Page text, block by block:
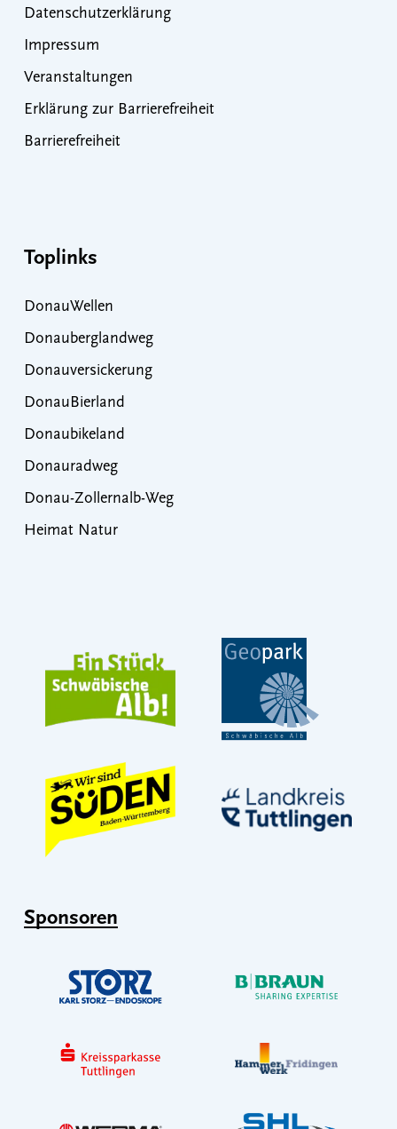
Datenschutzerklärung
Impressum
Veranstaltungen
Erklärung zur Barrierefreiheit
Barrierefreiheit
Toplinks
DonauWellen
Donauberglandweg
Donauversickerung
DonauBierland
Donaubikeland
Donauradweg
Donau-Zollernalb-Weg
Heimat Natur
Sponsoren